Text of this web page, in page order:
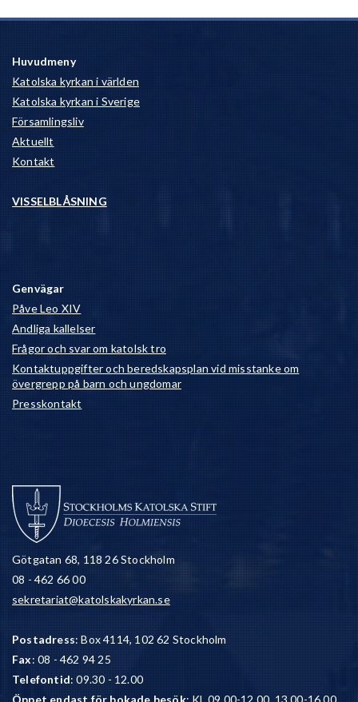
Huvudmeny
Katolska kyrkan i världen
Katolska kyrkan i Sverige
Församlingsliv
Aktuellt
Kontakt
VISSELBLÅSNING
Genvägar
Påve Leo XIV
Andliga kallelser
Frågor och svar om katolsk tro
Kontaktuppgifter och beredskapsplan vid misstanke om
övergrepp på barn och ungdomar
Presskontakt
Götgatan 68, 118 26 Stockholm
08 - 462 66 00
sekretariat@katolskakyrkan.se
Postadress: Box 4114, 102 62 Stockholm
Fax: 08 - 462 94 25
Telefontid: 09.30 - 12.00
Öppet endast för bokade besök: Kl. 09.00-12.00, 13.00-16.00